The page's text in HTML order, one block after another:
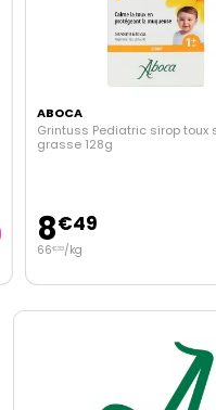
ABOCA
Grintuss Pediatric sirop toux
grasse 128g
8€49
66 €33/kg